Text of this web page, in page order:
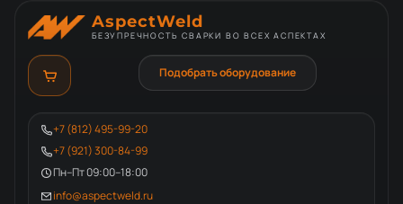
AspectWeld
БЕЗУПРЕЧНОСТЬ СВАРКИ ВО ВСЕХ АСПЕКТАХ
+7 (812) 495-99-20
+7 (921) 300-84-99
Пн–Пт 09:00–18:00
info@aspectweld.ru
Подобрать оборудование